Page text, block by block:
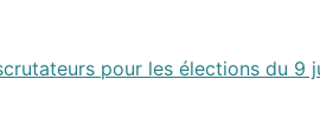
pour les élections du 9